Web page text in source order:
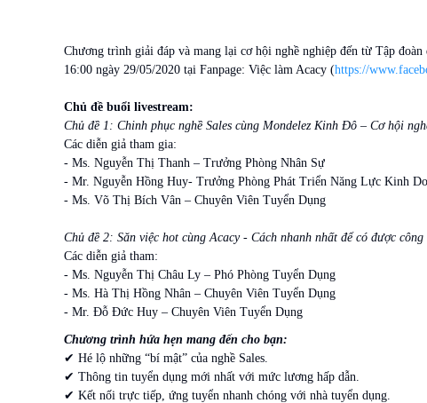
Chương trình giải đáp và mang lại cơ hội nghề nghiệp đến từ Tập
16:00 ngày 29/05/2020 tại Fanpage: Việc làm Acacy (https://
Chủ đề buổi livestream:
Chủ đề 1: Chinh phục nghề Sales cùng Mondelez Kinh Đô – Cơ hội
Các diễn giả tham gia:
- Ms. Nguyễn Thị Thanh – Trưởng Phòng Nhân Sự
- Mr. Nguyễn Hồng Huy- Trưởng Phòng Phát Triển Năng Lực Kinh
- Ms. Võ Thị Bích Vân – Chuyên Viên Tuyển Dụng
Chủ đề 2: Săn việc hot cùng Acacy - Cách nhanh nhất để có được công
Các diễn giả tham:
- Ms. Nguyễn Thị Châu Ly – Phó Phòng Tuyển Dụng
- Ms. Hà Thị Hồng Nhân – Chuyên Viên Tuyển Dụng
- Mr. Đỗ Đức Huy – Chuyên Viên Tuyển Dụng
Chương trình hứa hẹn mang đến cho bạn:
✔ Hé lộ những “bí mật” của nghề Sales.
✔ Thông tin tuyển dụng mới nhất với mức lương hấp dẫn.
✔ Kết nối trực tiếp, ứng tuyển nhanh chóng với nhà tuyển dụng.